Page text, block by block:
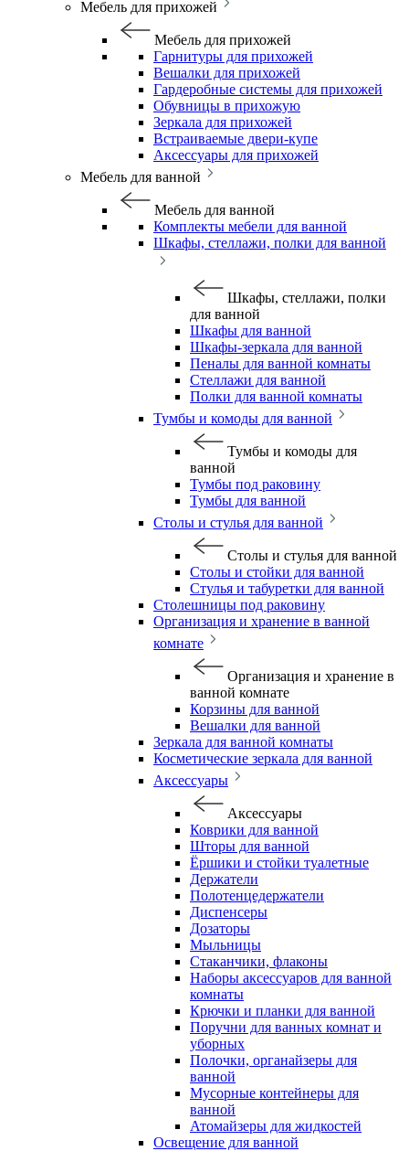
Мебель для прихожей
Мебель для прихожей
Гарнитуры для прихожей
Вешалки для прихожей
Гардеробные системы для прихожей
Обувницы в прихожую
Зеркала для прихожей
Встраиваемые двери-купе
Аксессуары для прихожей
Мебель для ванной
Мебель для ванной
Комплекты мебели для ванной
Шкафы, стеллажи, полки для ванной
Шкафы, стеллажи, полки
для ванной
Шкафы для ванной
Шкафы-зеркала для ванной
Пеналы для ванной комнаты
Стеллажи для ванной
Полки для ванной комнаты
Тумбы и комоды для ванной
Тумбы и комоды для
ванной
Тумбы под раковину
Тумбы для ванной
Столы и стулья для ванной
Столы и стулья для ванной
Столы и стойки для ванной
Стулья и табуретки для ванной
Столешницы под раковину
Организация и хранение в ванной
комнате
Организация и хранение в
ванной комнате
Корзины для ванной
Вешалки для ванной
Зеркала для ванной комнаты
Косметические зеркала для ванной
Аксессуары
Аксессуары
Коврики для ванной
Шторы для ванной
Ёршики и стойки туалетные
Держатели
Полотенцедержатели
Диспенсеры
Дозаторы
Мыльницы
Стаканчики, флаконы
Наборы аксессуаров для ванной
комнаты
Крючки и планки для ванной
Поручни для ванных комнат и
уборных
Полочки, органайзеры для
ванной
Мусорные контейнеры для
ванной
Атомайзеры для жидкостей
Освещение для ванной